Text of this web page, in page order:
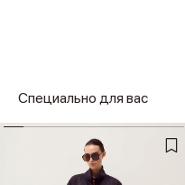
Специально для вас